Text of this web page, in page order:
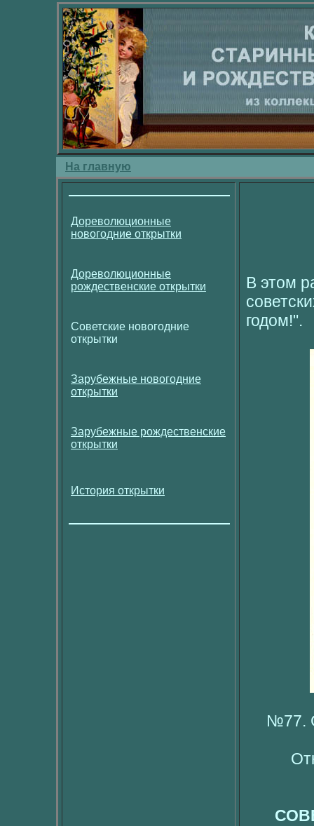
На главную
Дореволюционные
новогодние открытки
Дореволюционные
рождественские открытки
Советские новогодние
открытки
Зарубежные новогодние
открытки
Зарубежные рождественские
открытки
История открытки
В этом
годом!".
№77.